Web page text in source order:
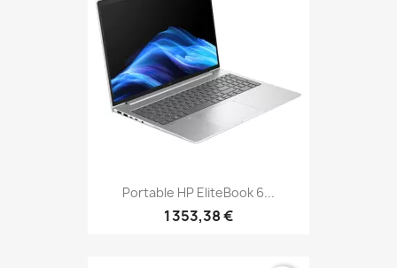
Portable HP EliteBook 6...
1 353,38 €